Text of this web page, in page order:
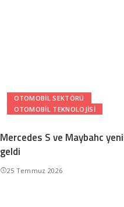
OTOMOBIL SEKTÖRÜ
OTOMOBIL TEKNOLOJISI
Mercedes S ve Maybahc
geldi
25 Temmuz 2026